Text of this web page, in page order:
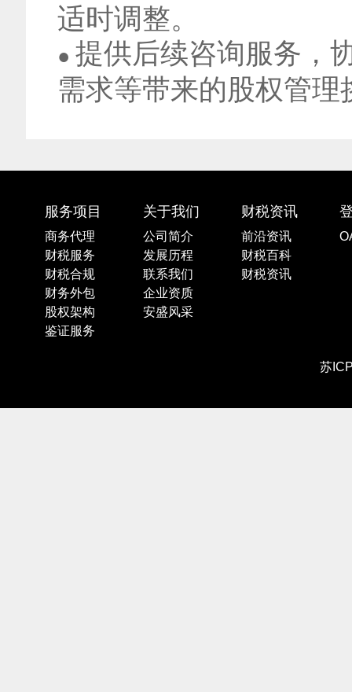
适时调整。
● 提供后续咨询服务，
需求等带来的股权管理
服务项目
商务代理
财税服务
财税合规
财务外包
股权架构
鉴证服务
关于我们
公司简介
发展历程
联系我们
企业资质
安盛风采
财税资讯
前沿资讯
财税百科
财税资讯
苏